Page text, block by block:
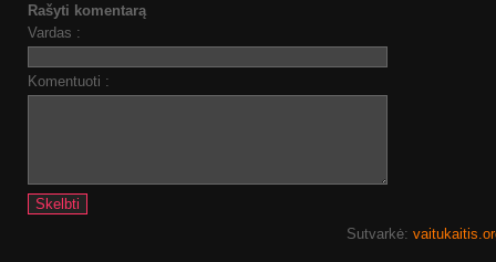
Rašyti komentarą
Vardas :
Komentuoti :
Sutvarkė: